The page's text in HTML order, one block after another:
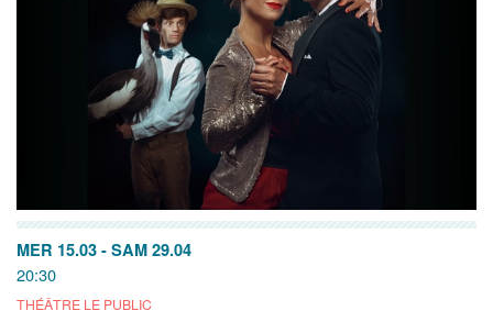
MER 15.03 - SAM 29.04
20:30
THÉÂTRE LE PUBLIC